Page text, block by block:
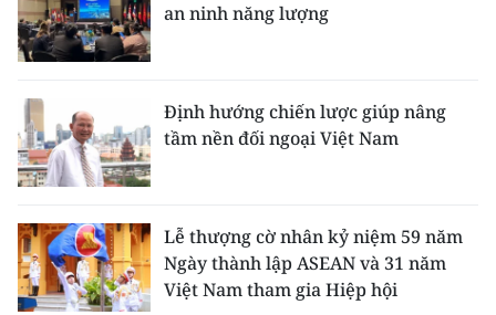
an ninh năng lượng
Định hướng chiến lược giúp nâng
tầm nền đối ngoại Việt Nam
Lễ thượng cờ nhân kỷ niệm 59 năm
Ngày thành lập ASEAN và 31 năm
Việt Nam tham gia Hiệp hội